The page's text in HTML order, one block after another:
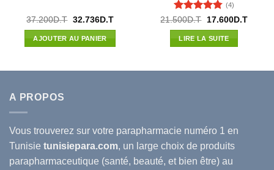
37.200D.T Le
initial
était :
32.736D.TLe
AJOUTER AU PANIER
Note4.75
sur 5
(4)
21.500D.T
Le
initial
était :
17.600D.TLe
LIRE LA SUITE
A PROPOS
Vous trouverez sur votre parapharmacie numéro 1 en
Tunisie tunisiepara.com, un large choix de produits
parapharmaceutique (santé, beauté, et bien être) au